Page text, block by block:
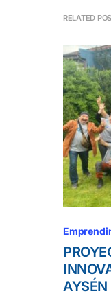
RELATED
AYSÉN